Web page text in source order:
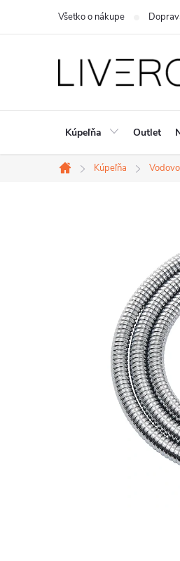
Všetko o nákupe
Kúpeľňa Outlet
Domov
Kúpeľňa